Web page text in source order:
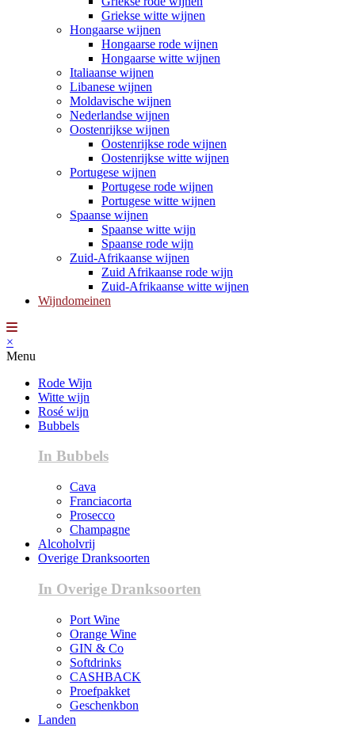
Griekse witte wijnen
Hongaarse wijnen
Hongaarse rode wijnen
Hongaarse witte wijnen
Italiaanse wijnen
Libanese wijnen
Moldavische wijnen
Nederlandse wijnen
Oostenrijkse wijnen
Oostenrijkse rode wijnen
Oostenrijkse witte wijnen
Portugese wijnen
Portugese rode wijnen
Portugese witte wijnen
Spaanse wijnen
Spaanse witte wijn
Spaanse rode wijn
Zuid-Afrikaanse wijnen
Zuid Afrikaanse rode wijn
Zuid-Afrikaanse witte wijnen
Wijndomeinen
×
Menu
Rode Wijn
Witte wijn
Rosé wijn
Bubbels
In Bubbels
Cava
Franciacorta
Prosecco
Champagne
Alcoholvrij
Overige Dranksoorten
In Overige Dranksoorten
Port Wine
Orange Wine
GIN & Co
Softdrinks
CASHBACK
Proefpakket
Geschenkbon
Landen